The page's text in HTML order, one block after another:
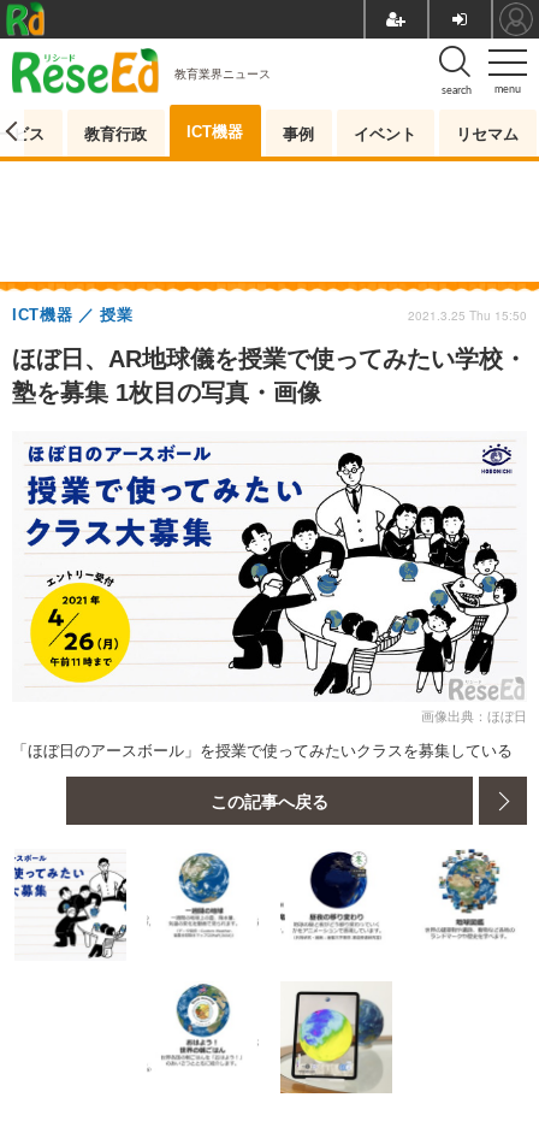
menu
search
教育業界ニュース
ビス 教育行政 ICT機器 事例 イベント リセマム
ほぼ日、AR地球儀を授業で使ってみたい学校・
塾を募集 1枚目の写真・画像
ICT機器 授業 2021.3.25 Thu 15:50
画像出典：ほぼ日
「ほぼ日のアースボール」を授業で使ってみたいクラスを募集している
この記事へ戻る